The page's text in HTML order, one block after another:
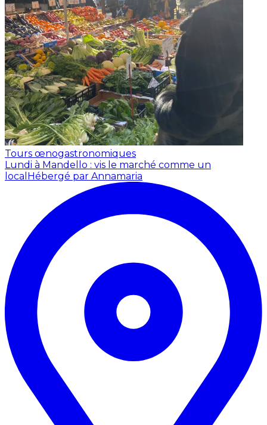
Tours œnogastronomiques
Lundi à Mandello : vis le marché comme un
local Hébergé par Annamaria